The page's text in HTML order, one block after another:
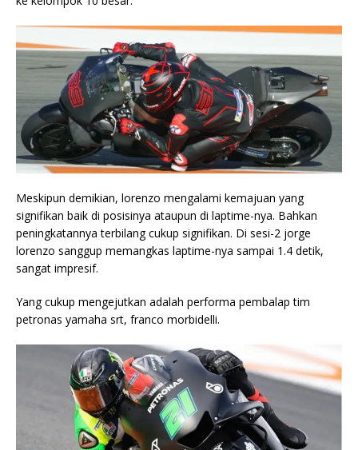
Meskipun demikian, lorenzo mengalami kemajuan yang
signifikan baik di posisinya ataupun di laptime-nya. Bahkan
peningkatannya terbilang cukup signifikan. Di sesi-2 jorge
lorenzo sanggup memangkas laptime-nya sampai 1.4 detik,
sangat impresif.
Yang cukup mengejutkan adalah performa pembalap tim
petronas yamaha srt, franco morbidelli.